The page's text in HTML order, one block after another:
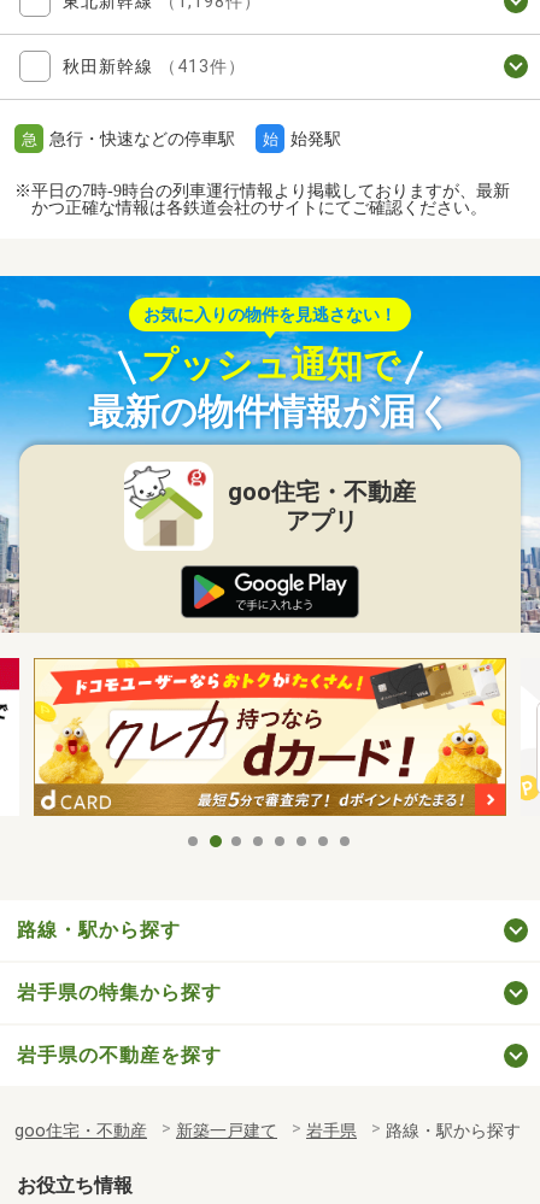
秋田新幹線 （413件）
急 急行・快速などの停車駅 始 始発駅
※平日の7時-9時台の列車運行情報より掲載しておりますが、最新
かつ正確な情報は各鉄道会社のサイトにてご確認ください。
お気に入りの物件を見逃さない！
プッシュ通知で
最新の物件情報が届く
goo住宅・不動産
アプリ
路線・駅から探す
岩手県の特集から探す
岩手県の不動産を探す
goo住宅・不動産 新築一戸建て 岩手県 路線・駅から探す
お役立ち情報